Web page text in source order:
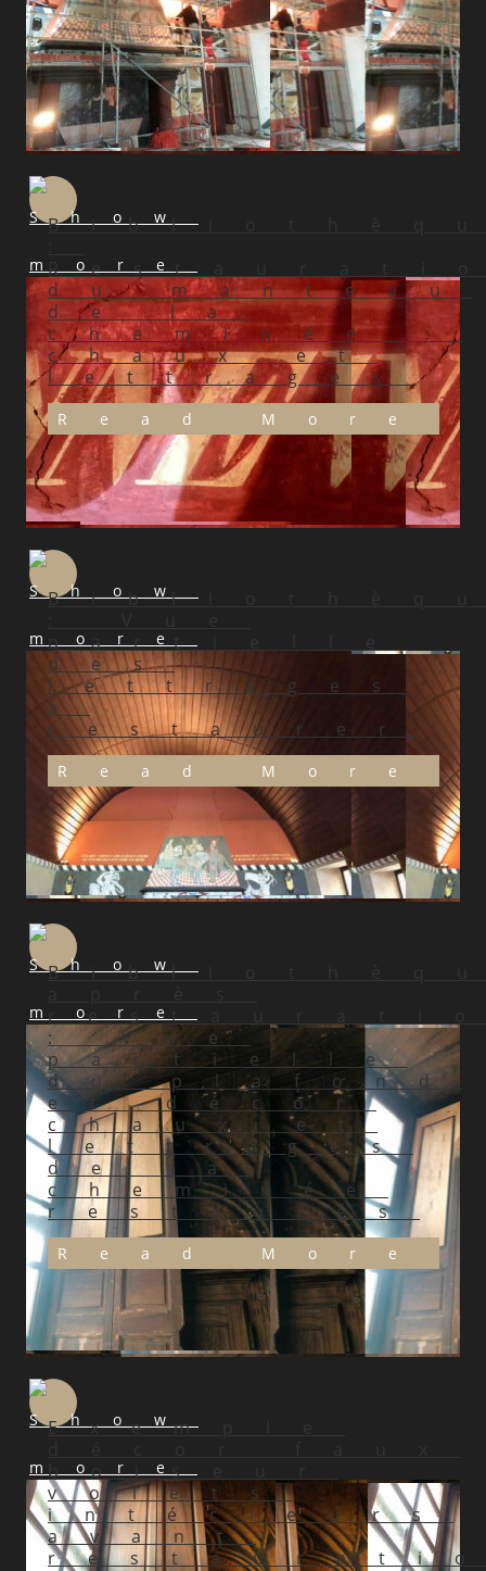
du manteau
de la
cheminée :
chaux et
lettrages
Read More
partielle
des
lettrages
à
restaurer
Read More
: Vue
partielle
du plafond
et décor
chaux et
lettrages
de la
cheminée
restaurés
Read More
Exemple
boiseur
volets
intérieurs
avant